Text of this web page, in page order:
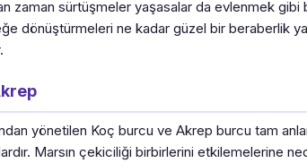
zaman sürtüşmeler yaşasalar da evlenmek gibi
dönüştürmeleri ne kadar güzel bir beraberlik
yönetilen Koç burcu ve Akrep burcu tam
Marsın çekiciliği birbirlerini etkilemelerine